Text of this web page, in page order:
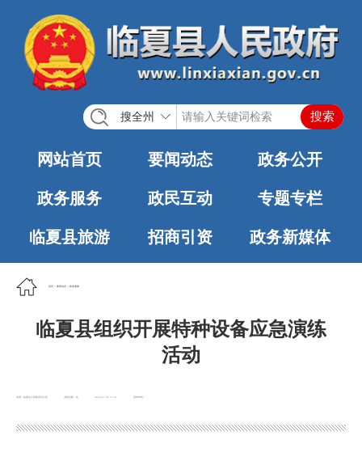
搜全州
网站首页 要闻动态 政务公开
政务服务 政民互动 专题专栏
临夏县旅游 招商引资 政务新媒体
首页 要闻动态 政务要闻
临夏县组织开展特种设备应急演练
活动
来源：临夏县人民政府办公室 浏览次数： 发布时间：
2026-07-02 15:41